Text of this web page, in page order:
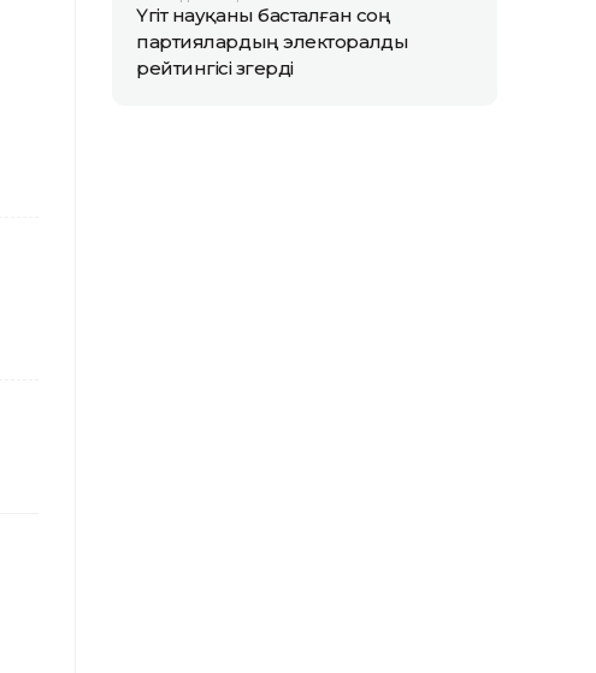
Үгіт науқаны басталған соң
партиялардың электоралды
рейтингісі өзгерді